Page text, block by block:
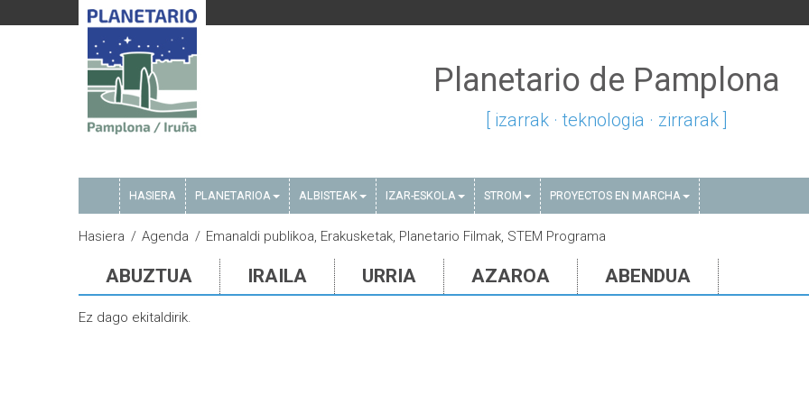
Planetario de Pamplona
[ izarrak · teknologia · zirrarak ]
HASIERA PLANETARIOA ALBISTEAK IZAR-ESKOLA STROM PROYECTOS EN MARCHA
Hasiera Agenda Emanaldi publikoa, Erakusketak, Planetario Filmak, STEM Programa
ABUZTUA IRAILA URRIA AZAROA ABENDUA
Ez dago ekitaldirik.